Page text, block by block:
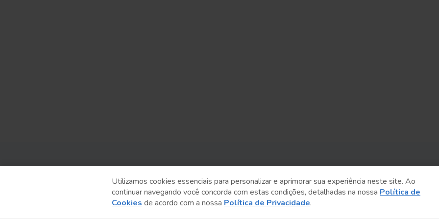
Sobre o Sesc
Central de Relacionamento
Utilizamos cookies essenciais para personalizar e aprimorar sua experiência neste site. Ao
continuar navegando você concorda com estas condições, detalhadas na nossa Política de
Cookies de acordo com a nossa Política de Privacidade.